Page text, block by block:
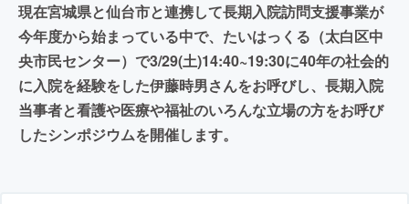
現在宮城県と仙台市と連携して長期入院訪問支援事業が
今年度から始まっている中で、たいはっくる（太白区中
央市民センター）で3/29(土)14:40~19:30に40年の社会的
に入院を経験をした伊藤時男さんをお呼びし、長期入院
当事者と看護や医療や福祉のいろんな立場の方をお呼び
したシンポジウムを開催します。